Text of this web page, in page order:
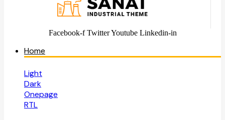
Facebook-f Twitter Youtube Linkedin-in
Home
Light
Dark
Onepage
RTL